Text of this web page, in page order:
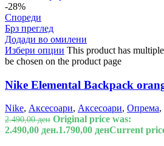
-28%
Спореди
Брз преглед
Додади во омилени
Избери опции This product has
be chosen on the product page
Nike Elemental Backpack
Nike, Аксесоари, Аксесоари, Опрема,
2.490,00ден Original price was:
2.490,00 ден.1.790,00 денCurrent